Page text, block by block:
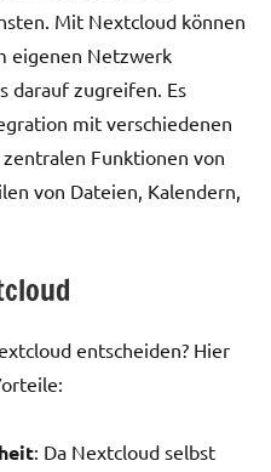
Mit Nextcloud können
eigenen Netzwerk
darauf zugreifen. Es
mit verschiedenen
Funktionen von
von Dateien, Kalendern,
entscheiden? Hier
: Da Nextcloud selbst